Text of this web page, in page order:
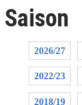
Saison
2026/27
2022/23
2018/19